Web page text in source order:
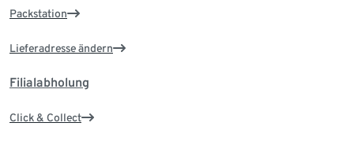
Packstation
Lieferadresse ändern
Filialabholung
Click & Collect